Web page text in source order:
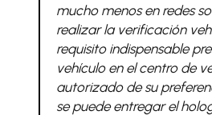
mucho menos en redes
realizar la verificación
requisito indispensable
vehículo en el centro de
autorizado de su
se puede entregar el